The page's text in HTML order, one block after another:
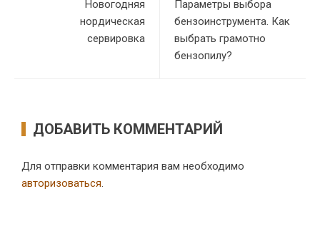
Новогодняя
нордическая
сервировка
Параметры выбора
бензоинструмента. Как
выбрать грамотно
бензопилу?
ДОБАВИТЬ КОММЕНТАРИЙ
Для отправки комментария вам необходимо
авторизоваться.